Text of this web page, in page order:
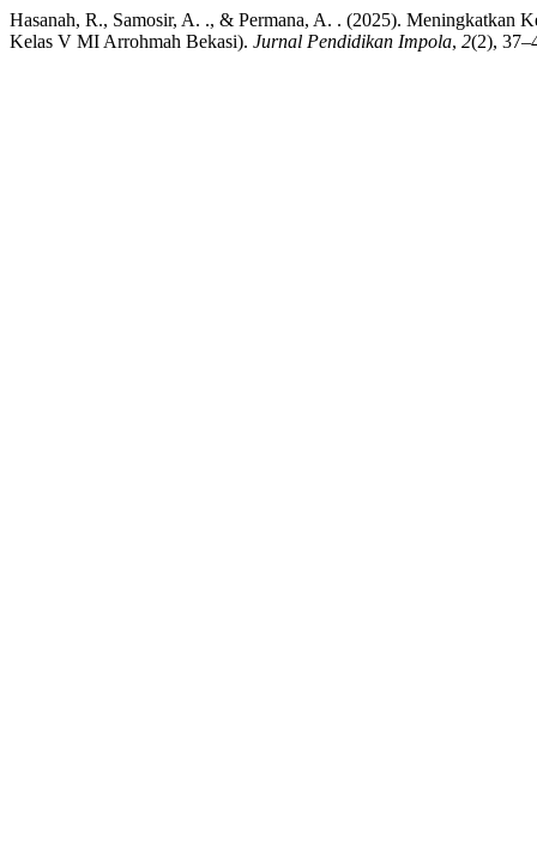
Hasanah, R., Samosir, A. ., & Permana, A. . (2025). Meningkatkan
Kelas V MI Arrohmah Bekasi). Jurnal Pendidikan Impola, 2(2),